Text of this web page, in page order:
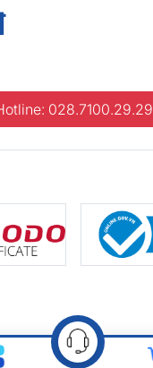
028.7100.29.29